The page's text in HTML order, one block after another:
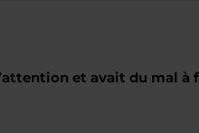
et avait du mal à